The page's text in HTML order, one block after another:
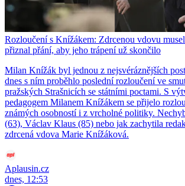
Rozloučení s Knížákem: Zdrcenou vdovu
přiznal přání, aby jeho trápení už skončilo
Milan Knížák byl jednou z nejsvéráznějších
dnes s ním proběhlo poslední rozloučení ve
pražských Strašnicích se státními poctami. S
pedagogem Milanem Knížákem se přijelo
známých osobností i z vrcholné politiky.
(63), Václav Klaus (85) nebo jak zachytila
zdrcená vdova Marie Knížáková.
Aplausin.cz
dnes, 12:53